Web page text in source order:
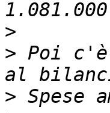
>
> Poi c'è
>